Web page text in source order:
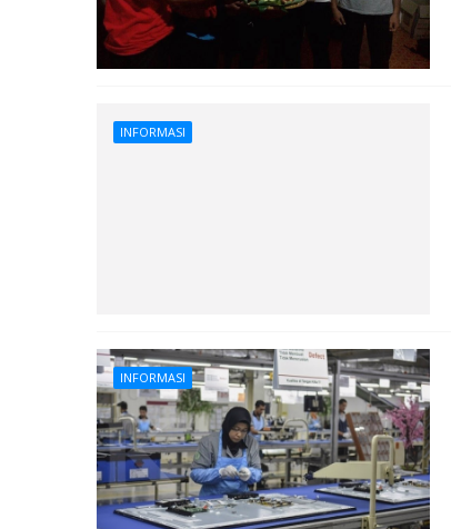
INFORMASI
INFORMASI